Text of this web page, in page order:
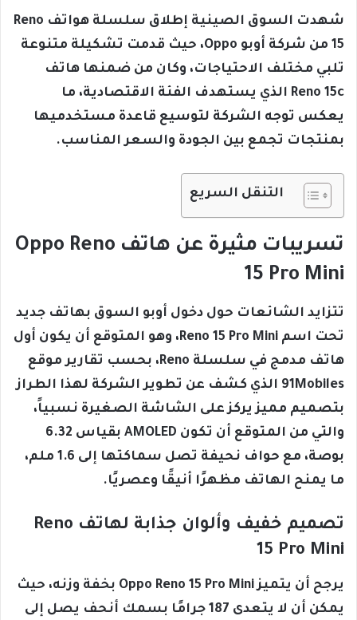
شهدت السوق الصينية إطلاق سلسلة هواتف Reno
15 من شركة أوبو Oppo، حيث قدمت تشكيلة متنوعة
تلبي مختلف الاحتياجات، وكان من ضمنها هاتف
Reno 15c الذي يستهدف الفئة الاقتصادية، ما
يعكس توجه الشركة لتوسيع قاعدة مستخدميها
بمنتجات تجمع بين الجودة والسعر المناسب.
التنقل السريع
تسريبات مثيرة عن هاتف Oppo Reno
15 Pro Mini
تتزايد الشائعات حول دخول أوبو السوق بهاتف جديد
تحت اسم Reno 15 Pro Mini، وهو المتوقع أن يكون أول
هاتف مدمج في سلسلة Reno، بحسب تقارير موقع
91Mobiles الذي كشف عن تطوير الشركة لهذا الطراز
بتصميم مميز يركز على الشاشة الصغيرة نسبياً،
والتي من المتوقع أن تكون AMOLED بقياس 6.32
بوصة، مع حواف نحيفة تصل سماكتها إلى 1.6 ملم،
ما يمنح الهاتف مظهرًا أنيقًا وعصريًا.
تصميم خفيف وألوان جذابة لهاتف Reno
15 Pro Mini
يرجح أن يتميز Oppo Reno 15 Pro Mini بخفة وزنه، حيث
يمكن أن لا يتعدى 187 جرامًا بسمك أنحف يصل إلى